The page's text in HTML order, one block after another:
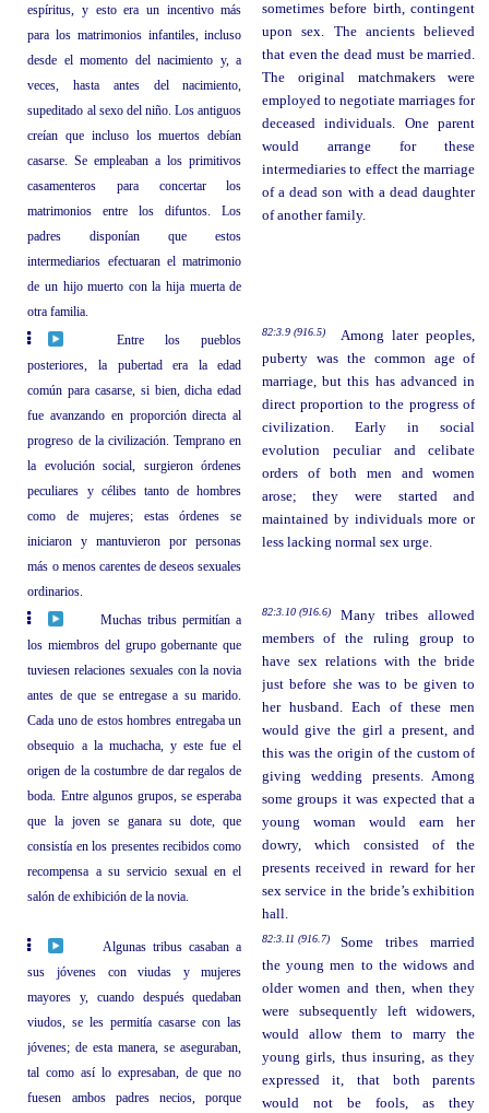
espíritus, y esto era un incentivo más
para los matrimonios infantiles, incluso
desde el momento del nacimiento y, a
veces, hasta antes del nacimiento,
supeditado al sexo del niño. Los antiguos
creían que incluso los muertos debían
casarse. Se empleaban a los primitivos
casamenteros para concertar los
matrimonios entre los difuntos. Los
padres disponían que estos
intermediarios efectuaran el matrimonio
de un hijo muerto con la hija muerta de
otra familia.
sometimes before birth, contingent
upon sex. The ancients believed
that even the dead must be married.
The original matchmakers were
employed to negotiate marriages for
deceased individuals. One parent
would arrange for these
intermediaries to effect the marriage
of a dead son with a dead daughter
of another family.
Entre los pueblos
posteriores, la pubertad era la edad
común para casarse, si bien, dicha edad
fue avanzando en proporción directa al
progreso de la civilización. Temprano en
la evolución social, surgieron órdenes
peculiares y célibes tanto de hombres
como de mujeres; estas órdenes se
iniciaron y mantuvieron por personas
más o menos carentes de deseos sexuales
ordinarios.
82:3.9 (916.5)
Among later peoples,
puberty was the common age of
marriage, but this has advanced in
direct proportion to the progress of
civilization. Early in social
evolution peculiar and celibate
orders of both men and women
arose; they were started and
maintained by individuals more or
less lacking normal sex urge.
Muchas tribus permitían a
los miembros del grupo gobernante que
tuviesen relaciones sexuales con la novia
antes de que se entregase a su marido.
Cada uno de estos hombres entregaba un
obsequio a la muchacha, y este fue el
origen de la costumbre de dar regalos de
boda. Entre algunos grupos, se esperaba
que la joven se ganara su dote, que
consistía en los presentes recibidos como
recompensa a su servicio sexual en el
salón de exhibición de la novia.
82:3.10 (916.6)
Many tribes allowed
members of the ruling group to
have sex relations with the bride
just before she was to be given to
her husband. Each of these men
would give the girl a present, and
this was the origin of the custom of
giving wedding presents. Among
some groups it was expected that a
young woman would earn her
dowry, which consisted of the
presents received in reward for her
sex service in the bride’s exhibition
hall.
Algunas tribus casaban a
sus jóvenes con viudas y mujeres
mayores y, cuando después quedaban
viudos, se les permitía casarse con las
jóvenes; de esta manera, se aseguraban,
tal como así lo expresaban, de que no
fuesen ambos padres necios, porque
82:3.11 (916.7)
Some tribes married
the young men to the widows and
older women and then, when they
were subsequently left widowers,
would allow them to marry the
young girls, thus insuring, as they
expressed it, that both parents
would not be fools, as they